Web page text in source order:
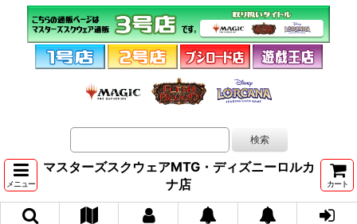
メニュー
マスターズスクウェアMTG・ディズニーロルカ
ナ店
カート